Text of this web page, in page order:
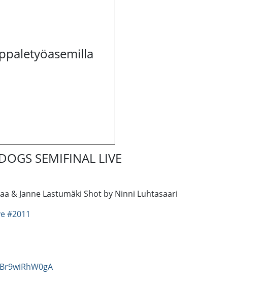
SEMIFINAL LIVE
& Janne Lastumäki Shot by Ninni Luhtasaari
#2011